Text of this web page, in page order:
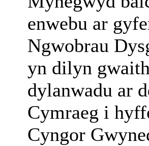
enwebu ar
Ngwobrau
yn dilyn
dylanwadu ar
Cymraeg i
Cyngor